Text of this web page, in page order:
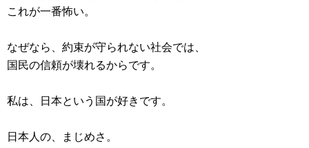
これが一番怖い。
なぜなら、約束が守られない社会では、
国民の信頼が壊れるからです。
私は、日本という国が好きです。
日本人の、まじめさ。